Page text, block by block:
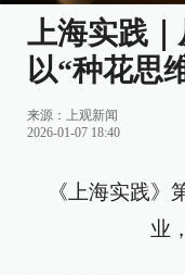
上海实践｜
以“种花思
来源： 上观新闻
2026-01-07 18:40
《上海实践》
业